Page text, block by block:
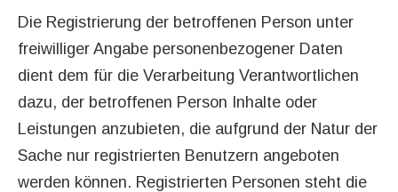
Die Registrierung der betroffenen Person unter
freiwilliger Angabe personenbezogener Daten
dient dem für die Verarbeitung Verantwortlichen
dazu, der betroffenen Person Inhalte oder
Leistungen anzubieten, die aufgrund der Natur der
Sache nur registrierten Benutzern angeboten
werden können. Registrierten Personen steht die